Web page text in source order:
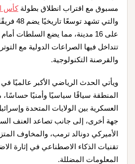
مسبوق مع اقتراب انطلاق بطولةكأس
على 16 مدينة، مما يضع السلطات
تتداخل فيها الصراعات الدولية مع
والقرصنة التكنولوجية.
ويأتي الحدث الرياضي الأكبر عالميًا
المنطقة سياقًا سياسيًا وأمنيًا حساسًا،
العسكرية بين الولايات المتحدة
جهة أخرى، إلى جانب تصاعد العنف
الأميركي دونالد ترمب، والمخاوف
تقنيات الذكاء الاصطناعي في إثارة
المعلومات المضللة.